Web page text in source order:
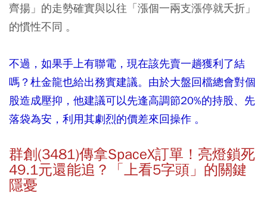
齊揚」的走勢確實與以往「漲個一兩支漲停就夭折」
的慣性不同 。
不過，如果手上有聯電，現在該先賣一趟獲利了結
嗎？杜金龍也給出務實建議。由於大盤回檔總會對個
股造成壓抑，他建議可以先逢高調節20%的持股、先
落袋為安，利用其劇烈的價差來回操作 。
群創(3481)傳拿SpaceX訂單！亮燈鎖死
49.1元還能追？「上看5字頭」的關鍵
隱憂